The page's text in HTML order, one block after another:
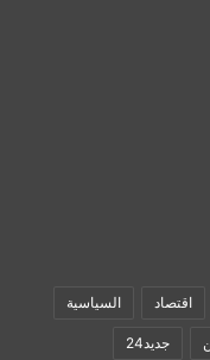
اقتصاد السياسية
جديد24